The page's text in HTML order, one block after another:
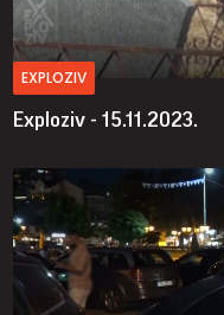
EXPLOZIV
Exploziv - 15.11.2023.